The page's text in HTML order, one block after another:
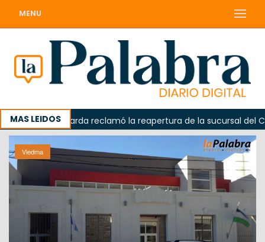
MENU
MAS LEIDOS
Odarda reclamó la reapertura de la sucursal del Correo
Viedma